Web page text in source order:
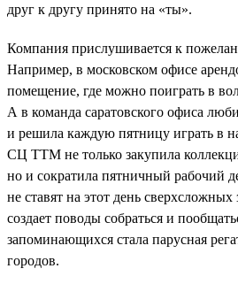
друг к другу принято на «ты».
Компания прислушивается к
Например, в московском офисе
помещение, где можно поиграть в
А в команда саратовского офиса
и решила каждую пятницу играть в
СЦ ТТМ не только закупила
но и сократила пятничный рабочий
не ставят на этот день
создает поводы собраться и
запоминающихся стала парусная
городов.